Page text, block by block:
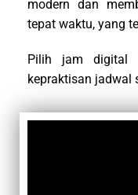
modern dan
tepat waktu, yang
Pilih jam digital
kepraktisan jadwal